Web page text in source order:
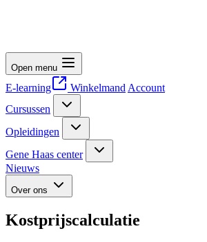
Open menu
E-learning Winkelmand Account
Cursussen
Opleidingen
Gene Haas center
Nieuws
Over ons
Kostprijscalculatie